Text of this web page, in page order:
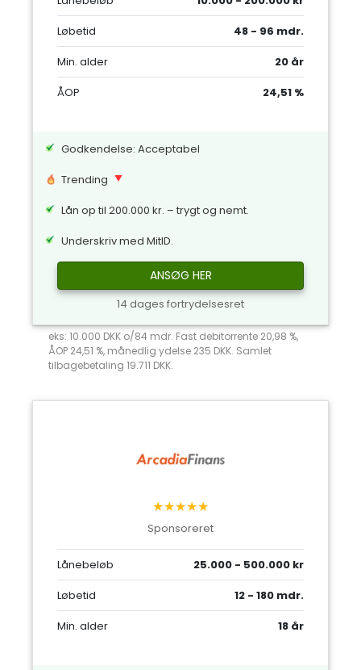
Løbetid
48 - 96 mdr.
Min. alder
20 år
ÅOP
24,51 %
Godkendelse: Acceptabel
Trending
Lån op til 200.000 kr. – trygt og nemt.
Underskriv med MitID.
ANSØG HER
14 dages fortrydelsesret
eks: 10.000 DKK o/84 mdr. Fast debitorrente 20,98 %,
ÅOP 24,51 %, månedlig ydelse 235 DKK. Samlet
tilbagebetaling 19.711 DKK.
★★★★★
Sponsoreret
Lånebeløb
25.000 - 500.000 kr
Løbetid
12 - 180 mdr.
Min. alder
18 år